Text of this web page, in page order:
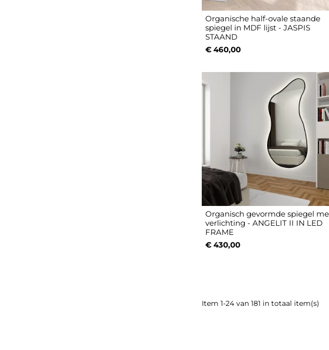
Organische half-ovale staande
spiegel in MDF lijst - JASPIS
STAAND
€ 460,00
Organisch gevormde spiegel
verlichting - ANGELIT II IN LED
FRAME
€ 430,00
Item 1-24 van 181 in totaal item(s)